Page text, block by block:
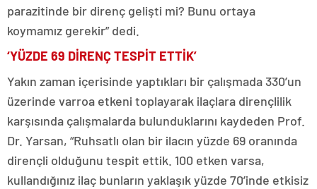
parazitinde bir direnç gelişti mi? Bunu ortaya
koymamız gerekir” dedi.
‘YÜZDE 69 DİRENÇ TESPİT ETTİK’
Yakın zaman içerisinde yaptıkları bir çalışmada 330’un
üzerinde varroa etkeni toplayarak ilaçlara dirençlilik
karşısında çalışmalarda bulunduklarını kaydeden Prof.
Dr. Yarsan, “Ruhsatlı olan bir ilacın yüzde 69 oranında
dirençli olduğunu tespit ettik. 100 etken varsa,
kullandığınız ilaç bunların yaklaşık yüzde 70’inde etkisiz